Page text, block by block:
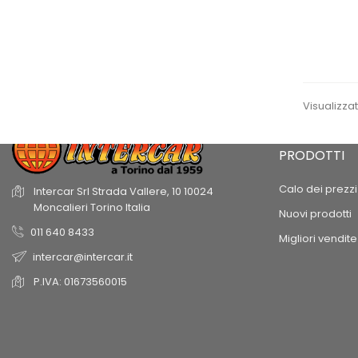
Intercar Srl Strada Vallere, 10 10024
Moncalieri Torino Italia
011 640 8433
intercar@intercar.it
P.IVA: 01673560015
PRODOTTI
Calo dei prezzi
Nuovi prodotti
Migliori vendite